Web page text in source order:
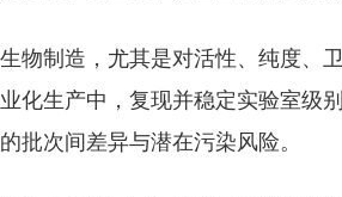
生物制造，尤其是对活性、 纯度、
业化生产中，复现并稳定实验室级
的批次间差异与潜在污染风险。